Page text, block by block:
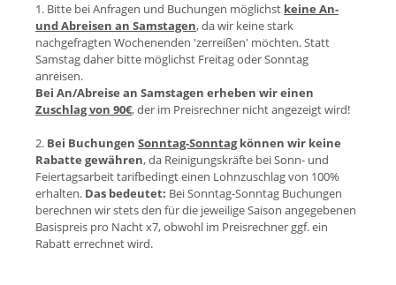
1. Bitte bei Anfragen und Buchungen möglichst keine An-
und Abreisen an Samstagen, da wir keine stark
nachgefragten Wochenenden 'zerreißen' möchten. Statt
Samstag daher bitte möglichst Freitag oder Sonntag
anreisen.
Bei An/Abreise an Samstagen erheben wir einen
Zuschlag von 90€, der im Preisrechner nicht angezeigt wird!
2. Bei Buchungen Sonntag-Sonntagkönnen wir keine
Rabatte gewähren, da Reinigungskräfte bei Sonn- und
Feiertagsarbeit tarifbedingt einen Lohnzuschlag von 100%
erhalten. Das bedeutet: Bei Sonntag-Sonntag Buchungen
berechnen wir stets den für die jeweilige Saison angegebenen
Basispreis pro Nacht x7, obwohl im Preisrechner ggf. ein
Rabatt errechnet wird.